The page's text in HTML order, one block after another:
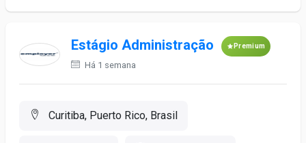
Estágio Administração Premium
Há 1 semana
Curitiba, Puerto Rico, Brasil